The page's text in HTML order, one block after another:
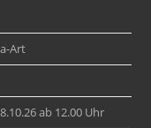
Art
ab 12.00 Uhr